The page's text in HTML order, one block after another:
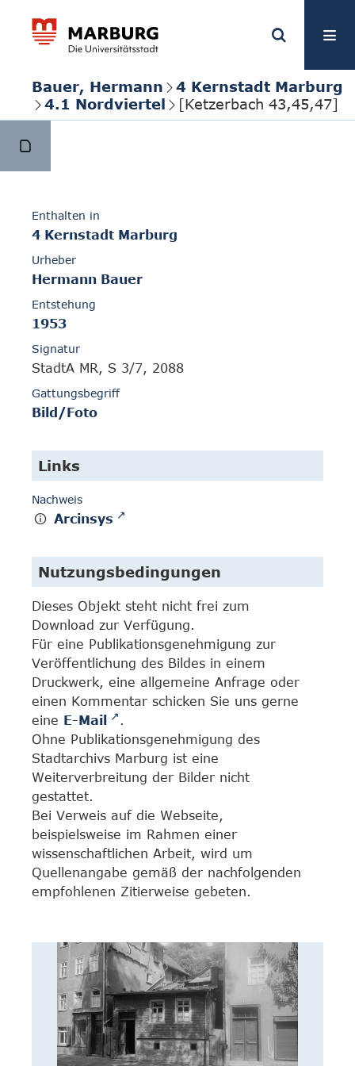
Bauer, Hermann
4 Kernstadt Marburg
4.1 Nordviertel
[Ketzerbach 43,45,47]
Enthalten in
4 Kernstadt Marburg
Urheber
Hermann Bauer
Entstehung
1953
Signatur
StadtA MR, S 3/7, 2088
Gattungsbegriff
Bild/Foto
Links
Nachweis
Arcinsys
Nutzungsbedingungen
Dieses Objekt steht nicht frei zum
Download zur Verfügung.
Für eine Publikationsgenehmigung zur
Veröffentlichung des Bildes in einem
Druckwerk, eine allgemeine Anfrage oder
einen Kommentar schicken Sie uns gerne
eine E-Mail
.
Ohne Publikationsgenehmigung des
Stadtarchivs Marburg ist eine
Weiterverbreitung der Bilder nicht
gestattet.
Bei Verweis auf die Webseite,
beispielsweise im Rahmen einer
wissenschaftlichen Arbeit, wird um
Quellenangabe gemäß der nachfolgenden
empfohlenen Zitierweise gebeten.